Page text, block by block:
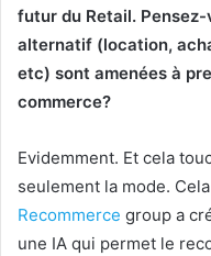
futur du Retail.
alternatif (location,
etc) sont amenées à
commerce?
Evidemment. Et cela
seulement la mode.
Recommerce group a
une IA qui permet le